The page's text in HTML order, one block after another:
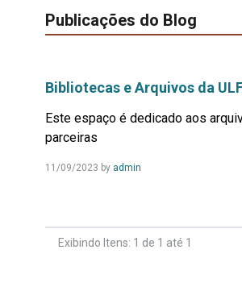
Publicações do Blog
Bibliotecas e Arquivos da
Este espaço é dedicado aos
parceiras
11/09/2023 by admin
Exibindo Itens: 1 de 1 até 1